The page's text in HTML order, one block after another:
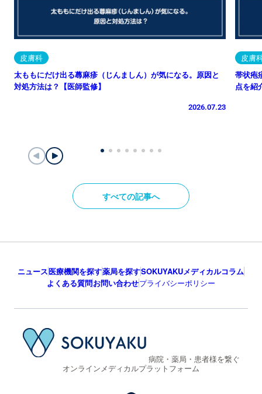
皮膚科
太ももにだけ出る蕁麻疹（じんましん）が気になる。原因と
対処方法は？【医師監修】
2026.07.23
皮膚
帯状疱
点を紹
すべての記事へ
ニュース医療機関を探す薬局を探すSOKUYAKUメディカルコラム
よくある質問お問い合わせプライバシーポリシー
病院・薬局・患者様を繋ぐ
オンラインメディカルプラットフォーム